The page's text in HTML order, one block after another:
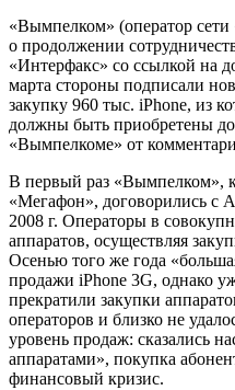
«Вымпелком» (оператор
о продолжении
«Интерфакс» со ссылкой на
марта стороны подписали
закупку 960 тыс. iPhone, из
должны быть приобретены
«Вымпелкоме» от
В первый раз «Вымпелком»,
«Мегафон», договорились с
2008 г. Операторы в
аппаратов, осуществляя
Осенью того же года
продажи iPhone 3G, однако
прекратили закупки
операторов и близко не
уровень продаж: сказались
аппаратами», покупка
финансовый кризис.